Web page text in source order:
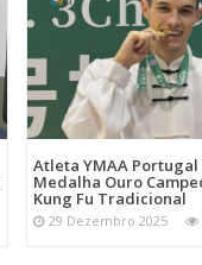
Atleta YMAA Portugal
Medalha Ouro
Kung Fu Tradicional
29 Dezembro 2025